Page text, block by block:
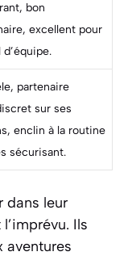
bon
excellent pour
d’équipe.
partenaire
sur ses
enclin à la routine
sécurisant.
dans leur
Ils
aventures